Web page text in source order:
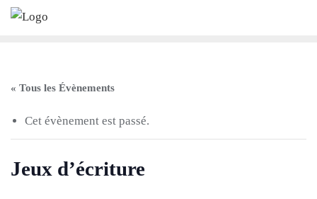
Skip
« Tous les Évènements
Cet évènement est passé.
Jeux d’écriture